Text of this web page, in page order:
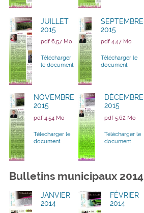
JUILLET
2015
pdf 6,57 Mo
Télécharger
le document
SEPTEMBRE
2015
pdf 4,47 Mo
Télécharger le
document
NOVEMBRE
2015
pdf 4,54 Mo
Télécharger le
document
DÉCEMBRE
2015
pdf 5,62 Mo
Télécharger le
document
Bulletins municipaux 2014
JANVIER
2014
FÉVRIER
2014